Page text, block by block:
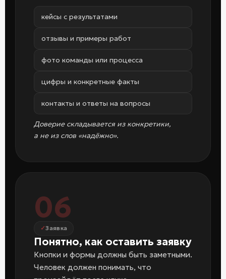
кейсы с результатами
отзывы и примеры работ
фото команды или процесса
цифры и конкретные факты
контакты и ответы на вопросы
Доверие складывается из конкретики,
а не из слов «надёжно».
06
Заявка
Понятно, как оставить заявку
Кнопки и формы должны быть заметными.
Человек должен понимать, что